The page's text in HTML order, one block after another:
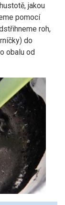
jakou
pomocí
roh,
do
obalu od